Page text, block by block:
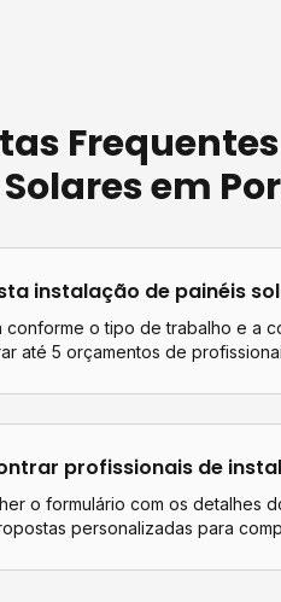
em
instalação de painéis
o tipo de trabalho e a
até 5 orçamentos de
profissionais de
o formulário com os detalhes
personalizadas para